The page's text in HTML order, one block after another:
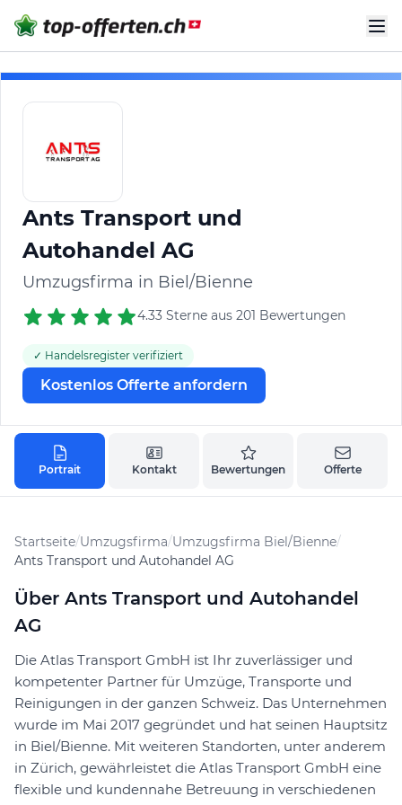
Ants Transport und
Autohandel AG
Umzugsfirma in Biel/Bienne
4.33 Sterne aus 201 Bewertungen
✓ Handelsregister verifiziert
Kostenlos Offerte anfordern
Portrait Kontakt Bewertungen Offerte
Startseite/Umzugsfirma/Umzugsfirma Biel/Bienne/
Ants Transport und Autohandel AG
Über Ants Transport und Autohandel
AG
Die Atlas Transport GmbH ist Ihr zuverlässiger und
kompetenter Partner für Umzüge, Transporte und
Reinigungen in der ganzen Schweiz. Das Unternehmen
wurde im Mai 2017 gegründet und hat seinen Hauptsitz
in Biel/Bienne. Mit weiteren Standorten, unter anderem
in Zürich, gewährleistet die Atlas Transport GmbH eine
flexible und kundennahe Betreuung in verschiedenen